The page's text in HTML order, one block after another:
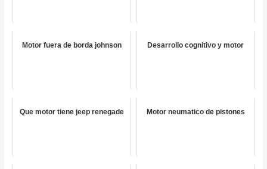
Motor fuera de borda johnson Desarrollo cognitivo y motor
Que motor tiene jeep renegade Motor neumatico de pistones